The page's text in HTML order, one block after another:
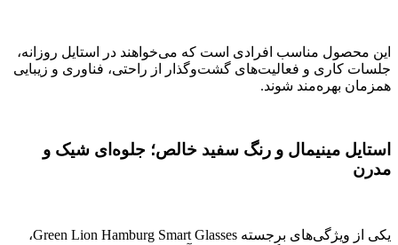
این محصول مناسب افرادی است که می‌خواهند در استایل روزانه،
جلسات کاری و فعالیت‌های گشت‌وگذار از راحتی، فناوری و زیبایی
همزمان بهره‌مند شوند.
استایل مینیمال و رنگ سفید خالص؛ جلوه‌ای شیک و
مدرن
یکی از ویژگی‌های برجسته Green Lion Hamburg Smart Glasses،